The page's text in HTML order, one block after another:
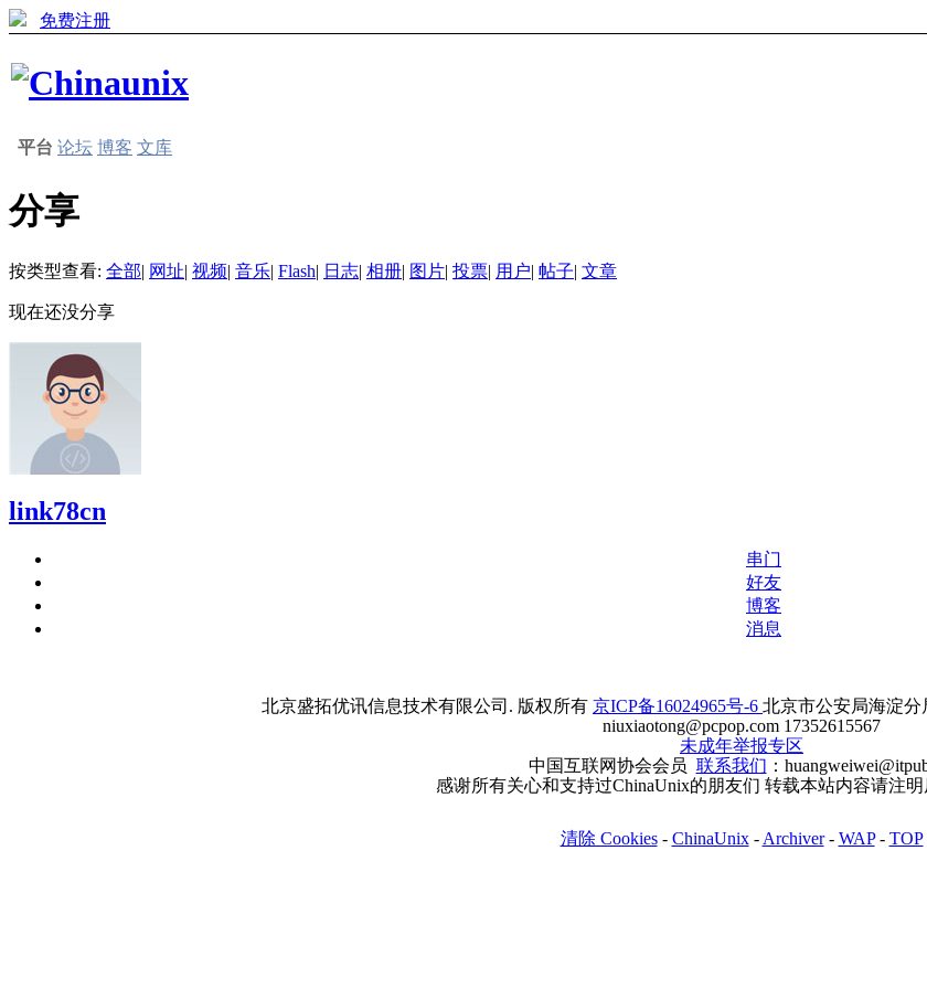
免费注册
平台 论坛 博客 文库
分享
按类型查看: 全部| 网址| 视频| 音乐| Flash| 日志| 相册| 图片| 投票| 用户| 帖子| 文章
现在还没分享
link78cn
串门
好友
博客
消息
北京盛拓优讯信息技术有限公司. 版权所有 京ICP备16024965号-6 北京市公安局海淀分
niuxiaotong@pcpop.com 17352615567
未成年举报专区
中国互联网协会会员 联系我们 ：
感谢所有关心和支持过ChinaUnix的朋友们 转载本站内容请注
清除 Cookies- ChinaUnix- Archiver- WAP- TOP